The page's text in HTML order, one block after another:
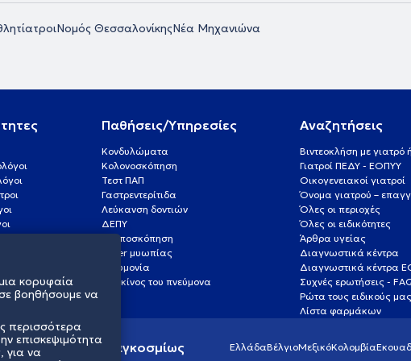
Νομός ΘεσσαλονίκηςΝέα Μηχανιώνα
Παθήσεις/Υπηρεσίες
Κονδυλώματα
Κολονοσκόπηση
Τεστ ΠΑΠ
Γαστρεντερίτιδα
Λεύκανση δοντιών
ΔΕΠΥ
Κολποσκόπηση
Laser μυωπίας
Πνευμονία
Καρκίνος του πνεύμονα
Αναζητήσεις
Βιντεοκλήση με
Γιατροί ΠΕΔΥ - ΕΟΠΥΥ
Οικογενειακοί γιατροί
Όνομα γιατρού –
Όλες οι περιοχές
Όλες οι ειδικότητες
Άρθρα υγείας
Διαγνωστικά κέντρα
Διαγνωστικά κέντρα
Συχνές ερωτήσεις -
Ρώτα τους ειδικούς
Λίστα φαρμάκων
της υγείας παγκοσμίως ΕλλάδαΒέλγιοΜεξικόΚολομβία
κορυφαία
βοηθήσουμε να
περισσότερα
επισκεψιμότητα
για να